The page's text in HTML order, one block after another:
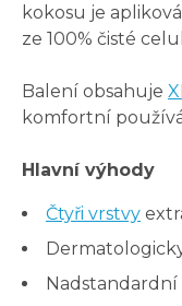
kokosu je
ze 100% čisté
Balení obsahuje
komfortní
Hlavní výhody
Čtyři vrstvy
Nadstandardní